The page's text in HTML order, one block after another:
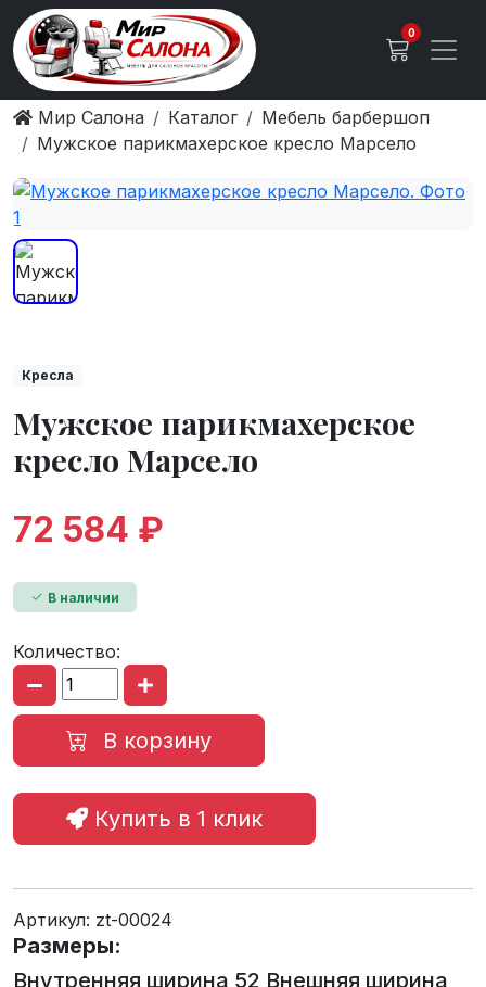
0
Мир Салона Каталог
Мебель барбершоп
Мужское парикмахерское кресло Марсело
Кресла
Мужское парикмахерское
кресло Марсело
72 584 ₽
В наличии
Количество:
В корзину
Купить в 1 клик
Артикул: zt-00024
Размеры:
Внутренняя ширина 52 Внешняя ширина